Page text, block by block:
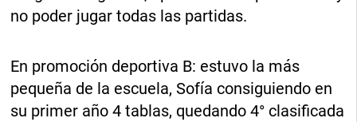
no poder jugar todas las partidas.
En promoción deportiva B: estuvo la más
pequeña de la escuela, Sofía consiguiendo en
su primer año 4 tablas, quedando 4° clasificada